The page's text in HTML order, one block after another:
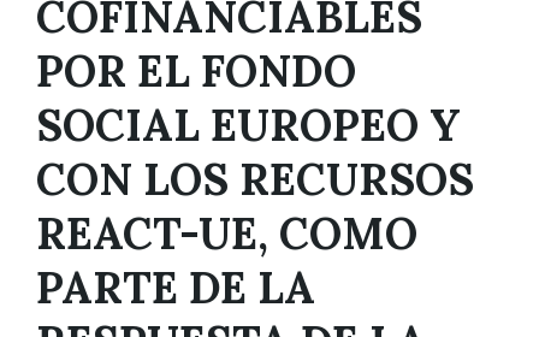
COFINANCIABLES
POR EL FONDO
SOCIAL EUROPEO Y
CON LOS RECURSOS
REACT-UE, COMO
PARTE DE LA